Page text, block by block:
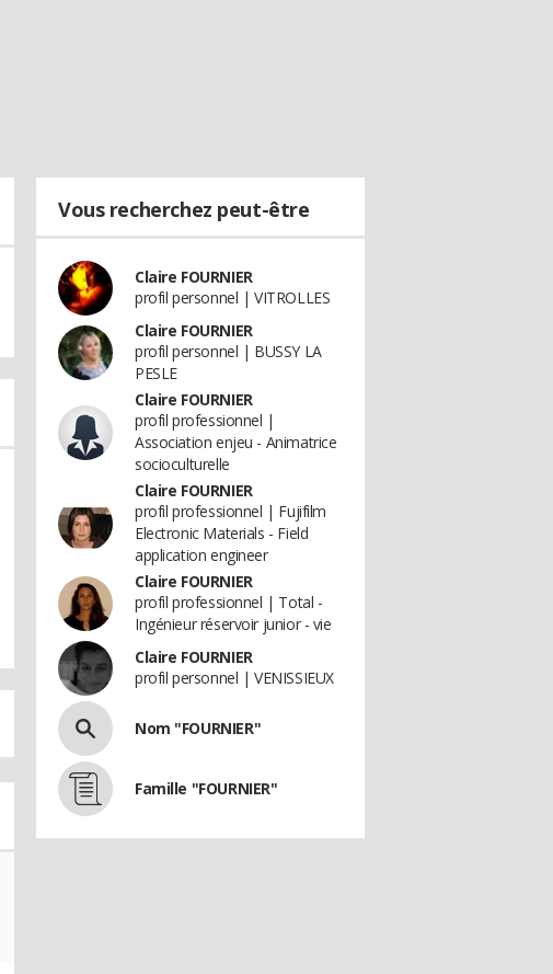
Vous recherchez peut-être
Claire FOURNIER
profil personnel | VITROLLES
Claire FOURNIER
profil personnel | BUSSY LA
PESLE
Claire FOURNIER
profil professionnel |
Association enjeu - Animatrice
socioculturelle
Claire FOURNIER
profil professionnel | Fujifilm
Electronic Materials - Field
application engineer
Claire FOURNIER
profil professionnel | Total -
Ingénieur réservoir junior - vie
Claire FOURNIER
profil personnel | VENISSIEUX
Nom "FOURNIER"
Famille "FOURNIER"